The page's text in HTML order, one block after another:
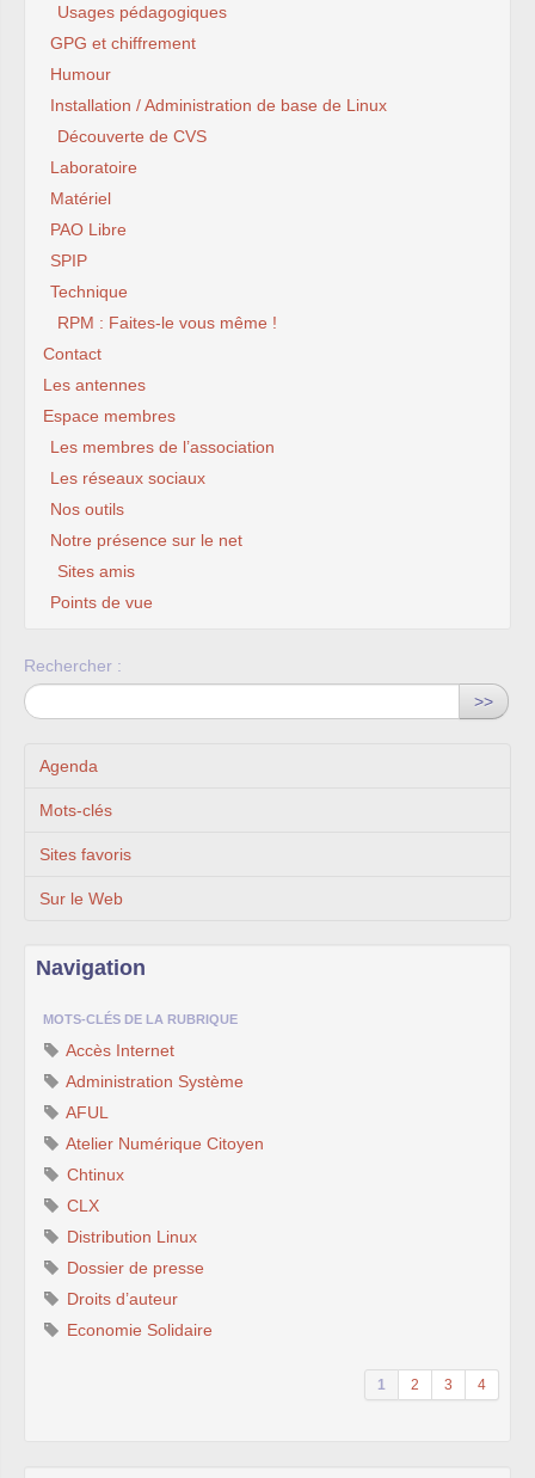
Usages pédagogiques
GPG et chiffrement
Humour
Installation / Administration de base de Linux
Découverte de CVS
Laboratoire
Matériel
PAO Libre
SPIP
Technique
RPM : Faites-le vous même !
Contact
Les antennes
Espace membres
Les membres de l’association
Les réseaux sociaux
Nos outils
Notre présence sur le net
Sites amis
Points de vue
Rechercher :
>>
Agenda
Mots-clés
Sites favoris
Sur le Web
Navigation
MOTS-CLÉS DE LA RUBRIQUE
Accès Internet
Administration Système
AFUL
Atelier Numérique Citoyen
Chtinux
CLX
Distribution Linux
Dossier de presse
Droits d’auteur
Economie Solidaire
1 2 3 4